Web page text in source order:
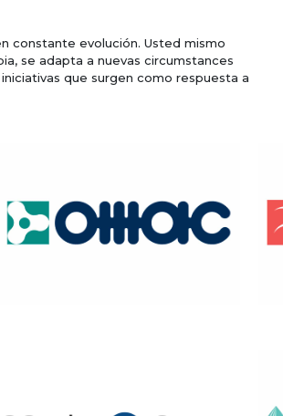
constante evolución. Usted mismo
se adapta a nuevas circumstances
que surgen como respuesta a